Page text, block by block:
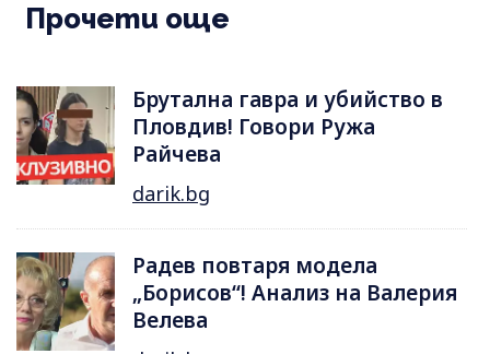
Прочети още
Брутална гавра и убийство в
Пловдив! Говори Ружа
Райчева
darik.bg
Радев повтаря модела
„Борисов“! Анализ на Валерия
Велева